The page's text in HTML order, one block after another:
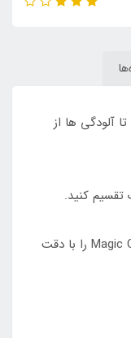
آلودگی ها از
3. با استفاده از دستکش ، Magic Clay Plus 4k را با دقت